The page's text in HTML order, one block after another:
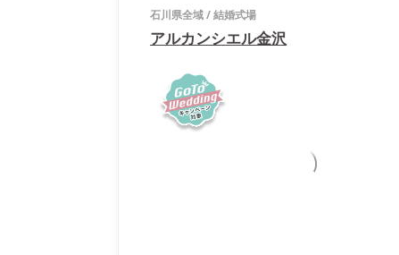
石川県全域/結婚式場
アルカンシエル金沢